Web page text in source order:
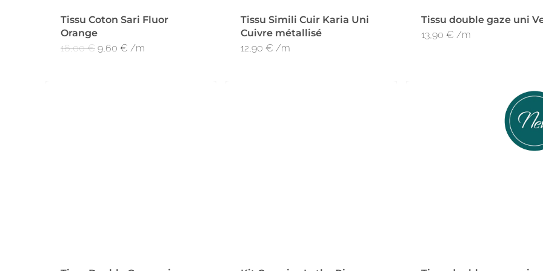
Tissu Coton Sari Fluor
Orange
16,00€ Le
9,60 € Le
/m
Tissu Simili Cuir Karia Uni
Cuivre métallisé
12,90€ /m
Tissu double gaze uni
13,90 € /m